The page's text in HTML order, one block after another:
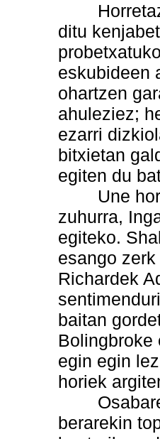
Horretaz
ditu
eskubideen
ohartzen
ahuleziez;
ezarri
bitxietan
egiten du
Une
zuhurra,
egiteko.
esango
Richardek
baitan
Bolingbroke
egin egin
horiek
berarekin